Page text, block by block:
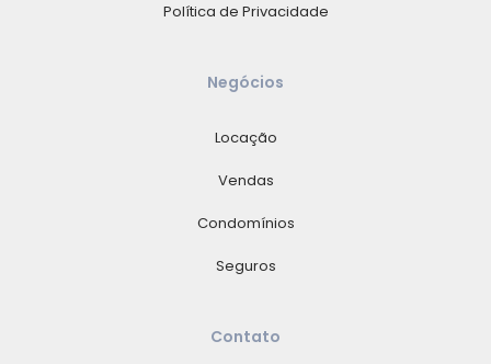
Política de Privacidade
Negócios
Locação
Vendas
Condomínios
Seguros
Contato